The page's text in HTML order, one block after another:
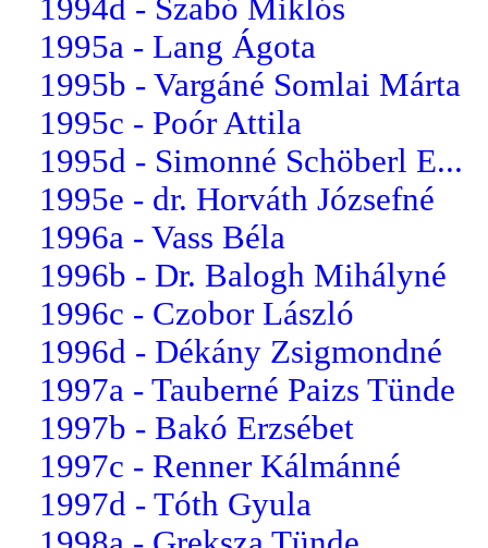
1994d - Szabó Miklós
1995a - Lang Ágota
1995b - Vargáné Somlai Márta
1995c - Poór Attila
1995d - Simonné Schöberl E...
1995e - dr. Horváth Józsefné
1996a - Vass Béla
1996b - Dr. Balogh Mihályné
1996c - Czobor László
1996d - Dékány Zsigmondné
1997a - Tauberné Paizs Tünde
1997b - Bakó Erzsébet
1997c - Renner Kálmánné
1997d - Tóth Gyula